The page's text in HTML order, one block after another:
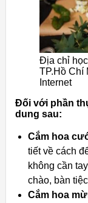
Địa chỉ
TP.Hồ Chí
Internet
Đối với phần
dung sau:
Cắm hoa
tiết về cách
không cần
chào, bàn
Cắm hoa